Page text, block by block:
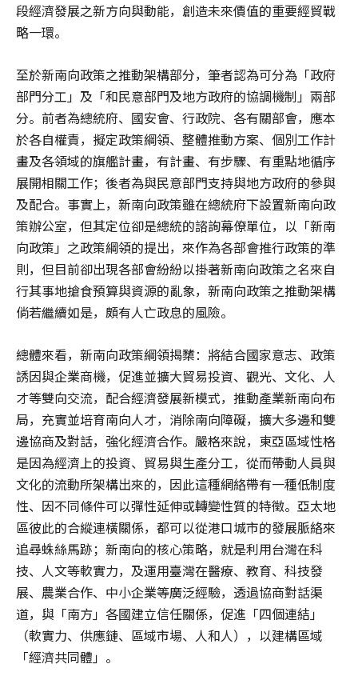
段經濟發展之新方向與動能，創造未來價值的重要經貿戰
略一環。
至於新南向政策之推動架構部分，筆者認為可分為「政府
部門分工」及「和民意部門及地方政府的協調機制」兩部
分。前者為總統府、國安會、行政院、各有關部會，應本
於各自權責，擬定政策綱領、整體推動方案、個別工作計
畫及各領域的旗艦計畫，有計畫、有步驟、有重點地循序
展開相關工作；後者為與民意部門支持與地方政府的參與
及配合。事實上，新南向政策雖在總統府下設置新南向政
策辦公室，但其定位卻是總統的諮詢幕僚單位，以「新南
向政策」之政策綱領的提出，來作為各部會推行政策的準
則，但目前卻出現各部會紛紛以掛著新南向政策之名來自
行其事地搶食預算與資源的亂象，新南向政策之推動架構
倘若繼續如是，頗有人亡政息的風險。
總體來看，新南向政策綱領揭櫫：將結合國家意志、政策
誘因與企業商機，促進並擴大貿易投資、觀光、文化、人
才等雙向交流，配合經濟發展新模式，推動產業新南向布
局，充實並培育南向人才，消除南向障礙，擴大多邊和雙
邊協商及對話，強化經濟合作。嚴格來說，東亞區域性格
是因為經濟上的投資、貿易與生產分工，從而帶動人員與
文化的流動所架構出來的，因此這種網絡帶有一種低制度
性、因不同條件可以彈性延伸或轉變性質的特徵。亞太地
區彼此的合縱連橫關係，都可以從港口城市的發展脈絡來
追尋蛛絲馬跡；新南向的核心策略，就是利用台灣在科
技、人文等軟實力，及運用臺灣在醫療、教育、科技發
展、農業合作、中小企業等廣泛經驗，透過協商對話渠
道，與「南方」各國建立信任關係，促進「四個連結」
（軟實力、供應鏈、區域市場、人和人），以建構區域
「經濟共同體」。